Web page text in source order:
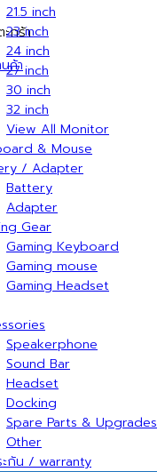
กร้า
ค้า
21.5 inch
23 inch
24 inch
27 inch
30 inch
32 inch
View All Monitor
& Mouse
/ Adapter
Battery
Adapter
Gear
Gaming Keyboard
Gaming mouse
Gaming Headset
Speakerphone
Sound Bar
Headset
Docking
Spare Parts & Upgrades
Other
กัน / warranty